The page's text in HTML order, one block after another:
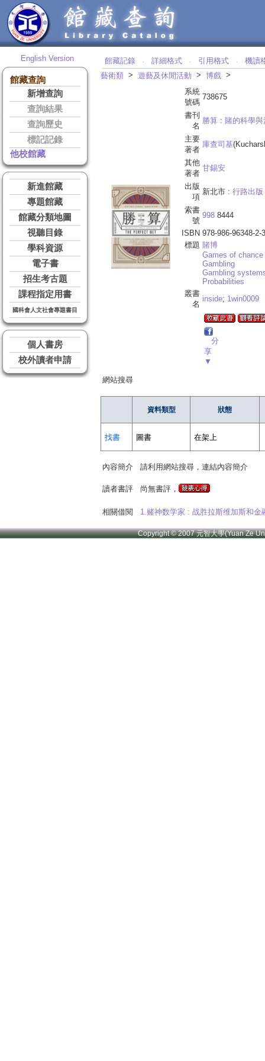
English Version
館藏查詢
新增查詢
查詢結果
查詢歷史
標記記錄
他校館藏
新進館藏
專題館藏
館藏分類地圖
視聽目錄
學科資源
電子書
招生考古題
課程指定用書
國科會人文社會專題書目
個人書房
校外讀者申請
館藏記錄 ‧ 詳細格式 ‧ 引用格式 ‧
機讀
藝術類 > 遊藝及休閒活動 > 博戲 >
系統
號碼
738675
書刊
名
勝算 : 賭的科學
主要
著者
庫查司基
其他
著者
甘錫安
出版
項
新北市 : 行路出版
索書
號
998 8444
ISBN 978-986-96348-2-3
標題 賭博
Games of
Gambling
Gambling
Probabilities
叢書
名
inside; 1win0009
分
享
▼
網站搜尋
資料類型 狀態
找書 圖書 在架上
內容簡介 請利用網站搜尋，連結內容簡介
讀者書評 尚無書評，
相關借閱 1.赌神数学家 : 战胜拉斯维加斯和金
Copyright © 2007 元智大學(Yuan Ze